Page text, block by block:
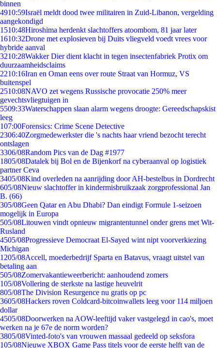
binnen
4910:59Israël meldt dood twee militairen in Zuid-Libanon, vergelding
aangekondigd
1510:48Hiroshima herdenkt slachtoffers atoombom, 81 jaar later
1610:32Drone met explosieven bij Duits vliegveld voedt vrees voor
hybride aanval
3210:28Wakker Dier dient klacht in tegen insectenfabriek Protix om
duurzaamheidsclaims
2210:16Iran en Oman eens over route Straat van Hormuz, VS
buitenspel
2510:08NAVO zet wegens Russische provocatie 250% meer
gevechtsvliegtuigen in
5509:33Waterschappen slaan alarm wegens droogte: Gereedschapskist
leeg
107:00Forensics: Crime Scene Detective
2306:40Zorgmedewerkster die 's nachts haar vriend bezocht terecht
ontslagen
3306/08Random Pics van de Dag #1977
1805/08Datalek bij Bol en de Bijenkorf na cyberaanval op logistiek
partner Ceva
3405/08Kind overleden na aanrijding door AH-bestelbus in Dordrecht
605/08Nieuw slachtoffer in kindermisbruikzaak zorgprofessional Jan
B. (66)
305/08Geen Qatar en Abu Dhabi? Dan eindigt Formule 1-seizoen
mogelijk in Europa
505/08Litouwen vindt opnieuw migrantentunnel onder grens met Wit-
Rusland
4505/08Progressieve Democraat El-Sayed wint nipt voorverkiezing
Michigan
1205/08Accell, moederbedrijf Sparta en Batavus, vraagt uitstel van
betaling aan
505/08Zomervakantieweerbericht: aanhoudend zomers
105/08Vollering de sterkste na lastige heuvelrit
805/08The Division Resurgence nu gratis op pc
3605/08Hackers roven Coldcard-bitcoinwallets leeg voor 114 miljoen
dollar
4505/08Doorwerken na AOW-leeftijd vaker vastgelegd in cao's, moet
werken na je 67e de norm worden?
3805/08Vinted-foto's van vrouwen massaal gedeeld op seksfora
105/08Nieuwe XBOX Game Pass titels voor de eerste helft van de